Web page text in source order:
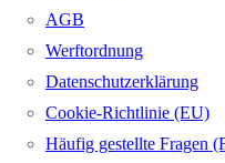
AGB
Werftordnung
Datenschutzerklärung
Cookie-Richtlinie (EU)
Häufig gestellte Fragen